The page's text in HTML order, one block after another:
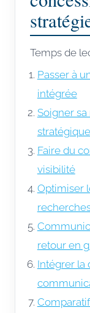
Temps de
Passer à
intégrée
Soigner
stratégique
Faire du
visibilité
Optimiser
retour en
Intégrer la